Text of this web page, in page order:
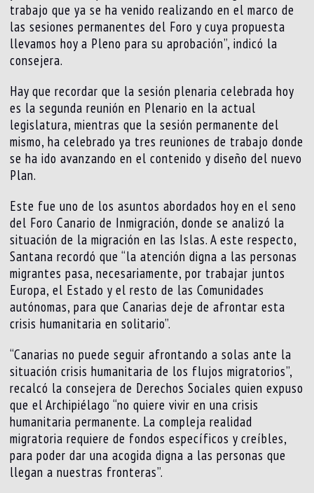
trabajo que ya se ha venido realizando en el marco de
las sesiones permanentes del Foro y cuya propuesta
llevamos hoy a Pleno para su aprobación”, indicó la
consejera.
Hay que recordar que la sesión plenaria celebrada hoy
es la segunda reunión en Plenario en la actual
legislatura, mientras que la sesión permanente del
mismo, ha celebrado ya tres reuniones de trabajo donde
se ha ido avanzando en el contenido y diseño del nuevo
Plan.
Este fue uno de los asuntos abordados hoy en el seno
del Foro Canario de Inmigración, donde se analizó la
situación de la migración en las Islas. A este respecto,
Santana recordó que “la atención digna a las personas
migrantes pasa, necesariamente, por trabajar juntos
Europa, el Estado y el resto de las Comunidades
autónomas, para que Canarias deje de afrontar esta
crisis humanitaria en solitario”.
“Canarias no puede seguir afrontando a solas ante la
situación crisis humanitaria de los flujos migratorios”,
recalcó la consejera de Derechos Sociales quien expuso
que el Archipiélago “no quiere vivir en una crisis
humanitaria permanente. La compleja realidad
migratoria requiere de fondos específicos y creíbles,
para poder dar una acogida digna a las personas que
llegan a nuestras fronteras”.